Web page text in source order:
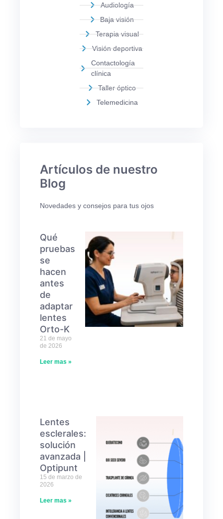
Audiología
Baja visión
Terapia visual
Visión deportiva
Contactología
clínica
Taller óptico
Telemedicina
Artículos de nuestro
Blog
Novedades y consejos para tus ojos
Qué
pruebas
se
hacen
antes
de
adaptar
lentes
Orto-K
21 de mayo
de 2026
Leer mas »
Lentes
esclerales:
solución
avanzada |
Optipunt
15 de marzo de
2026
Leer mas »